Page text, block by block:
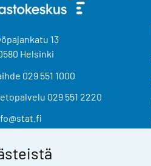
13
Helsinki
029 551 1000
029 551 2220